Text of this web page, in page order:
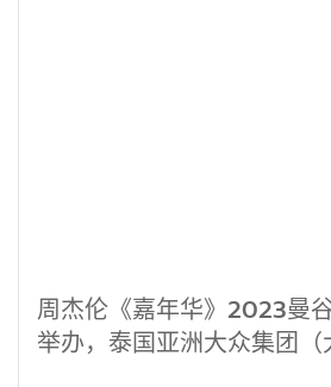
周杰伦《嘉年华》2023曼
举办，泰国亚洲大众集团（